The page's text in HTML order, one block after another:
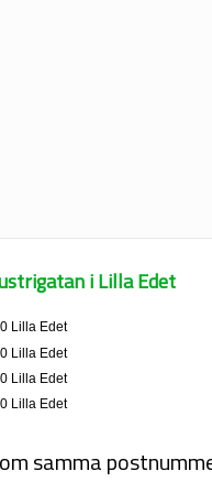
i Lilla Edet
Lilla Edet
Lilla Edet
Lilla Edet
Lilla Edet
samma